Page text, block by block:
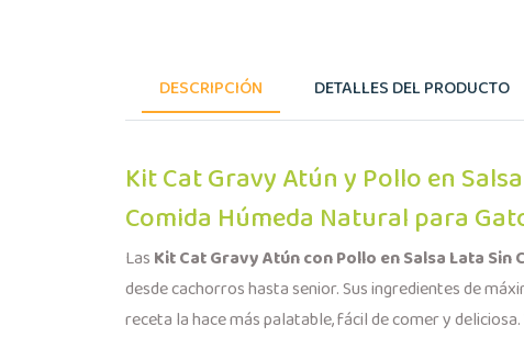
DESCRIPCIÓN DETALLES DEL PRODUCTO
Kit Cat Gravy Atún y Pollo en
Comida Húmeda Natural para
LasKit Cat Gravy Atún con Pollo en Salsa Lata
desde cachorros hasta senior. Sus ingredientes de
receta la hace más palatable, fácil de comer y